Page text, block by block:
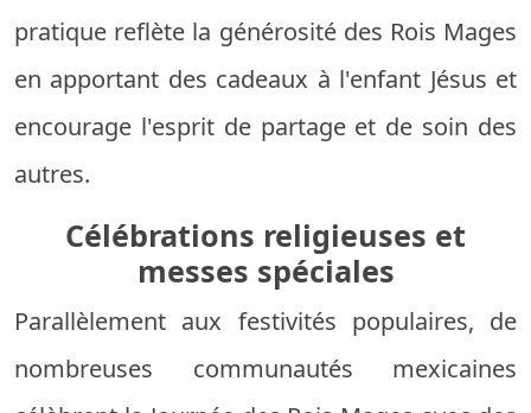
pratique reflète la générosité des Rois Mages
en apportant des cadeaux à l'enfant Jésus et
encourage l'esprit de partage et de soin des
autres.
Célébrations religieuses et
messes spéciales
Parallèlement aux festivités populaires, de
nombreuses communautés mexicaines